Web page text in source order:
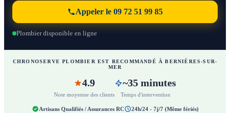
Appeler le 09 72 51 99 85
Plombier disponible en ligne
CHRONOSERVE PLOMBIER EST RECOMMANDÉ À BERNIÈRES-SUR-
MER
4.9
Note moyenne des clients
~35 minutes
Temps d'intervention
Artisans Qualifiés / Assurances RC 24h/24 - 7j/7 (Même fériés)